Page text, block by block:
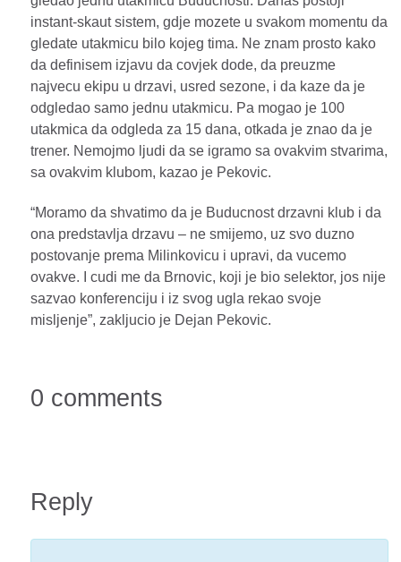
instant-skaut sistem, gdje mozete u svakom momentu da
gledate utakmicu bilo kojeg tima. Ne znam prosto kako
da definisem izjavu da covjek dode, da preuzme
najvecu ekipu u drzavi, usred sezone, i da kaze da je
odgledao samo jednu utakmicu. Pa mogao je 100
utakmica da odgleda za 15 dana, otkada je znao da je
trener. Nemojmo ljudi da se igramo sa ovakvim stvarima,
sa ovakvim klubom, kazao je Pekovic.
“Moramo da shvatimo da je Buducnost drzavni klub i da
ona predstavlja drzavu – ne smijemo, uz svo duzno
postovanje prema Milinkovicu i upravi, da vucemo
ovakve. I cudi me da Brnovic, koji je bio selektor, jos nije
sazvao konferenciju i iz svog ugla rekao svoje
misljenje”, zakljucio je Dejan Pekovic.
0 comments
Reply